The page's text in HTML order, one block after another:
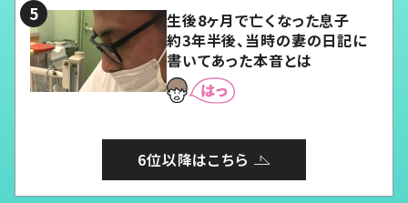
生後8ヶ月で亡くなった息子
約3年半後、当時の妻の日記に
書いてあった本音とは
6位以降はこちら